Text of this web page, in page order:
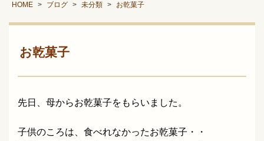
HOME ブログ 未分類 お乾菓子
お乾菓子
先日、母からお乾菓子をもらいました。
子供のころは、食べれなかったお乾菓子・・